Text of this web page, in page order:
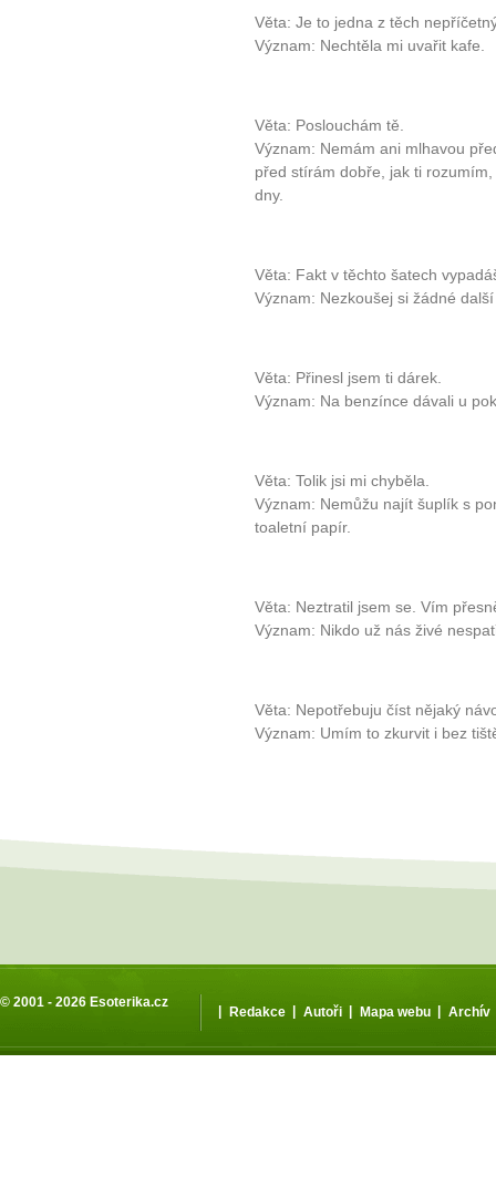
Věta: Je to jedna z těch
Význam: Nechtěla mi uvařit kafe.
Věta: Poslouchám tě.
Význam: Nemám ani mlhavou
před stírám dobře, jak ti
dny.
Věta: Fakt v těchto šatech
Význam: Nezkoušej si žádné
Věta: Přinesl jsem ti dárek.
Význam: Na benzínce dávali u
Věta: Tolik jsi mi chyběla.
Význam: Nemůžu najít šuplík s
toaletní papír.
Věta: Neztratil jsem se. Vím
Význam: Nikdo už nás živé
Věta: Nepotřebuju číst nějaký
Význam: Umím to zkurvit i bez
© 2001 - 2026 Esoterika.cz
| Redakce | Autoři | Mapa webu | Archív